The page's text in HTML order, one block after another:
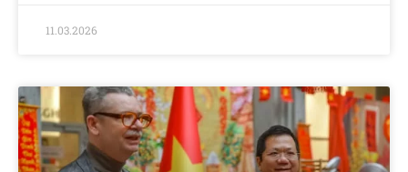
11.03.2026